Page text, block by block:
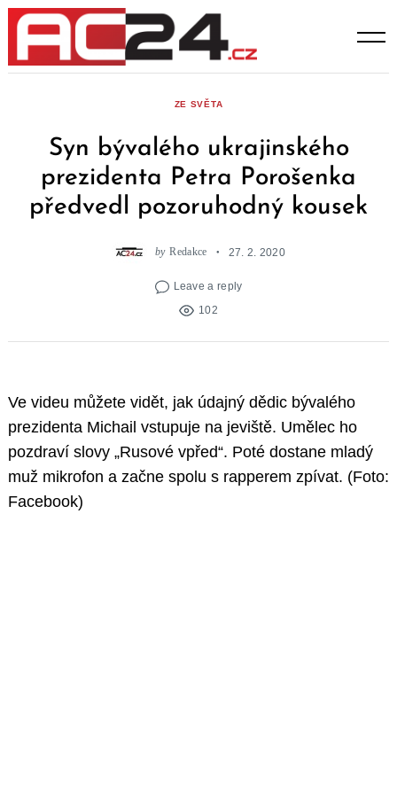
Skip
content
ZE SVĚTA
Syn bývalého ukrajinského
prezidenta Petra Porošenka
předvedl pozoruhodný kousek
by Redakce 27. 2. 2020
Leave a reply
102
Ve videu můžete vidět, jak údajný dědic bývalého
prezidenta Michail vstupuje na jeviště. Umělec ho
pozdraví slovy „Rusové vpřed“. Poté dostane mladý
muž mikrofon a začne spolu s rapperem zpívat. (Foto:
Facebook)